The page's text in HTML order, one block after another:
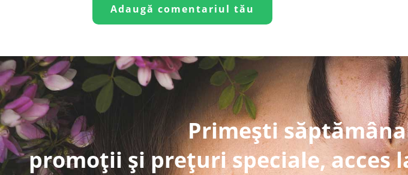
Primești
promoții și prețuri speciale, acces